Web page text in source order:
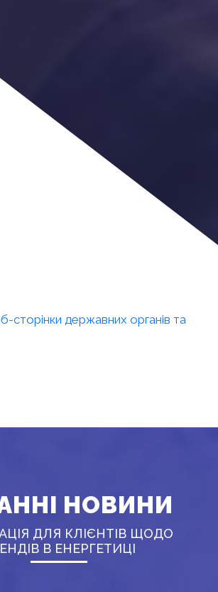
сторінки державних органів та
НОВИНИ
ДЛЯ КЛІЄНТІВ ЩОДО
В ЕНЕРГЕТИЦІ